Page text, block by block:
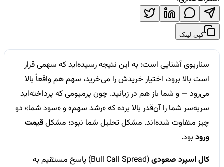
کپی لینک
سناریوی آشنایی است: به این نتیجه رسیده‌اید که سهمی قرار
است بالا برود، اختیار خریدش را می‌خرید، سهم هم واقعاً بالا
می‌رود — و شما باز هم در زیانید. چون پرمیومی که پرداخته‌اید
سربه‌سر شما را آن‌قدر بالا برده که «رشد سهم» و «سود شما» دو
چیز متفاوت شده‌اند. مشکل تحلیل شما نبود؛ مشکلقیمت
ورود بود.
کال اسپرد صعودی
(Bull Call Spread) پاسخ مستقیم به